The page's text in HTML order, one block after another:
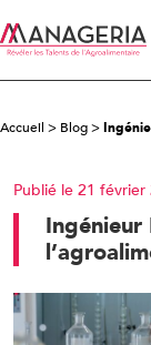
Accueil > Blog>
Publié le 21 février
Ingénieur